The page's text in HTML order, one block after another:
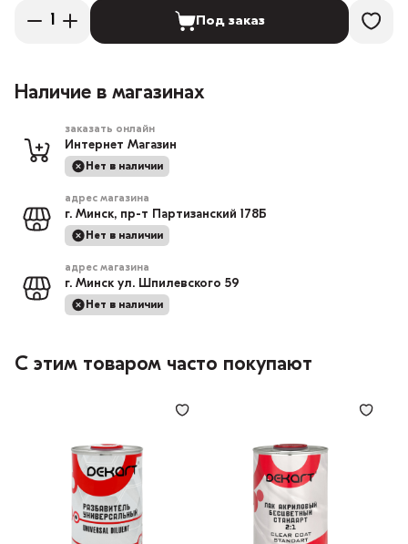
Под заказ
Наличие в магазинах
заказать онлайн
Интернет Магазин
Нет в наличии
адрес магазина
г. Минск, пр-т Партизанский 178Б
Нет в наличии
адрес магазина
г. Минск ул. Шпилевского 59
Нет в наличии
С этим товаром часто покупают